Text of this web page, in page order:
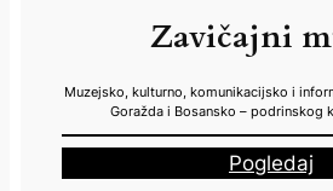
Zavičajni
Muzejsko, kulturno, komunikacijsko i
Goražda i Bosansko – podrinskog
Pogledaj